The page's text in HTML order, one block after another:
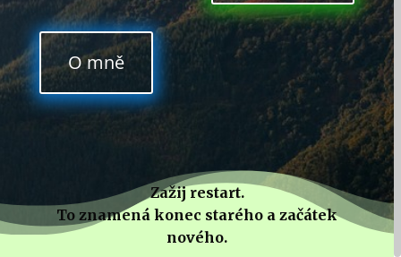
O mně
Zažij restart.
To znamená konec starého a začátek
nového.